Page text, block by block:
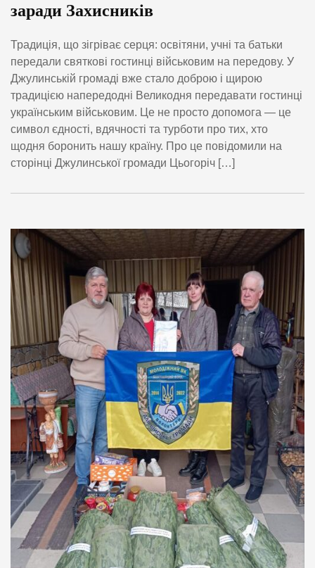
заради Захисників
Традиція, що зігріває серця: освітяни, учні та батьки
передали святкові гостинці військовим на передову. У
Джулинській громаді вже стало доброю і щирою
традицією напередодні Великодня передавати гостинці
українським військовим. Це не просто допомога — це
символ єдності, вдячності та турботи про тих, хто
щодня боронить нашу країну. Про це повідомили на
сторінці Джулинської громади Цьогоріч […]